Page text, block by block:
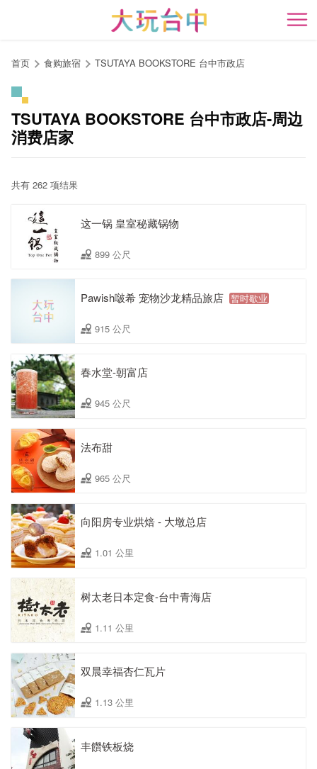
开
首页 食购旅宿 TSUTAYA BOOKSTORE 台中市政店
TSUTAYA BOOKSTORE 台中市政店-周边
消费店家
共有 262 项结果
这一锅 皇室秘藏锅物
899 公尺
Pawish啵希 宠物沙龙精品旅店 暂时歇业
915 公尺
春水堂-朝富店
945 公尺
法布甜
965 公尺
向阳房专业烘焙 - 大墩总店
1.01 公里
树太老日本定食-台中青海店
1.11 公里
双晨幸福杏仁瓦片
1.13 公里
丰饡铁板烧